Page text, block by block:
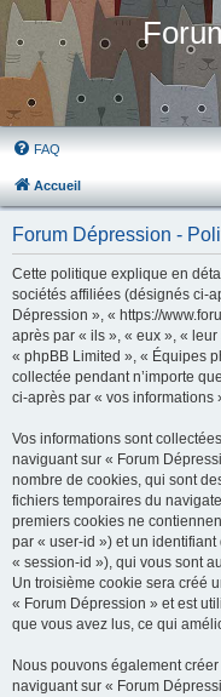
FAQ
Accueil
Forum Dépression -
Cette politique explique en
sociétés affiliées (désignés ci-
Dépression », « https://
après par « ils », « eux », «
« phpBB Limited », « Équipes
collectée pendant n’importe
ci-après par « vos informations
Vos informations sont
naviguant sur « Forum
nombre de cookies, qui sont
fichiers temporaires du
premiers cookies ne
par « user-id ») et un
« session-id »), qui vous sont
Un troisième cookie sera créé
« Forum Dépression » et est
que vous avez lus, ce qui
Nous pouvons également
naviguant sur « Forum